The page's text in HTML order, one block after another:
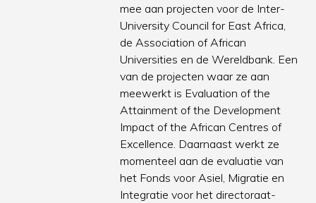
mee aan projecten voor de Inter-
University Council for East Africa,
de Association of African
Universities en de Wereldbank. Een
van de projecten waar ze aan
meewerkt is Evaluation of the
Attainment of the Development
Impact of the African Centres of
Excellence. Daarnaast werkt ze
momenteel aan de evaluatie van
het Fonds voor Asiel, Migratie en
Integratie voor het directoraat-